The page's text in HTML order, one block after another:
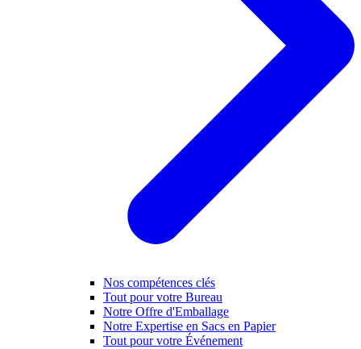
Nos compétences clés
Tout pour votre Bureau
Notre Offre d'Emballage
Notre Expertise en Sacs en Papier
Tout pour votre Événement